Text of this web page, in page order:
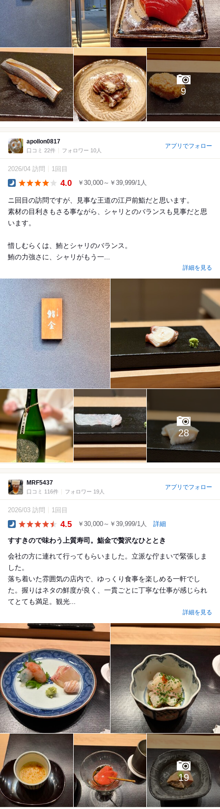
9
apollon0817
口コミ 22件 フォロワー 10人
アプリでフォロー
2026/04 訪問 1回目
4.0 ￥30,000～￥39,999/1人
ニ回目の訪問ですが、見事な王道の江戸前鮨だと思います。
素材の目利きもさる事ながら、シャリとのバランスも見事だと思
います。
惜しむらくは、鮪とシャリのバランス。
鮪の力強さに、シャリがもう一...
詳細を見る
28
MRF5437
口コミ 116件 フォロワー 19人
アプリでフォロー
2026/03 訪問 1回目
4.5 ￥30,000～￥39,999/1人 詳細
すすきので味わう上質寿司。鮨金で贅沢なひととき
会社の方に連れて行ってもらいました。立派な佇まいで緊張しま
した。
落ち着いた雰囲気の店内で、ゆっくり食事を楽しめる一軒でし
た。握りはネタの鮮度が良く、一貫ごとに丁寧な仕事が感じられ
てとても満足。観光...
詳細を見る
19